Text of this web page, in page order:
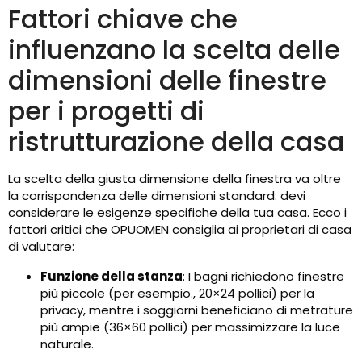
Fattori chiave che
influenzano la scelta delle
dimensioni delle finestre
per i progetti di
ristrutturazione della casa
La scelta della giusta dimensione della finestra va oltre
la corrispondenza delle dimensioni standard: devi
considerare le esigenze specifiche della tua casa. Ecco i
fattori critici che OPUOMEN consiglia ai proprietari di casa
di valutare:
Funzione della stanza: I bagni richiedono finestre
più piccole (per esempio., 20×24 pollici) per la
privacy, mentre i soggiorni beneficiano di metrature
più ampie (36×60 pollici) per massimizzare la luce
naturale.